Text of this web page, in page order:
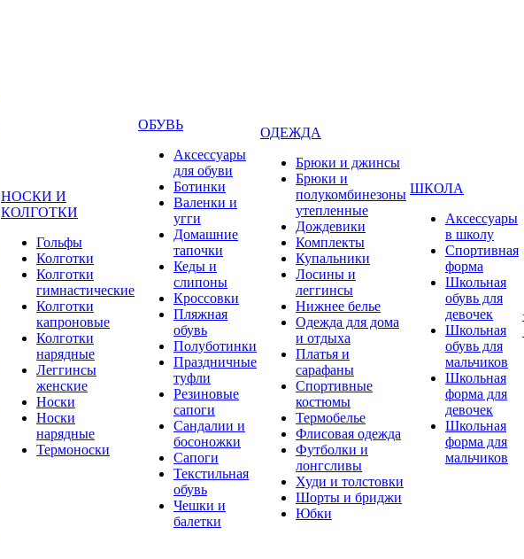
НОСКИ И
КОЛГОТКИ
Гольфы
Колготки
Колготки
гимнастические
Колготки
капроновые
Колготки
нарядные
Леггинсы
женские
Носки
Носки
нарядные
Термоноски
ОБУВЬ
Аксессуары
для обуви
Ботинки
Валенки и
угги
Домашние
тапочки
Кеды и
слипоны
Кроссовки
Пляжная
обувь
Полуботинки
Праздничные
туфли
Резиновые
сапоги
Сандалии и
босоножки
Сапоги
Текстильная
обувь
Чешки и
балетки
ОДЕЖДА
Брюки и джинсы
Брюки и
полукомбинезоны
утепленные
Дождевики
Комплекты
Купальники
Лосины и
леггинсы
Нижнее белье
Одежда для дома
и отдыха
Платья и
сарафаны
Спортивные
костюмы
Термобелье
Флисовая одежда
Футболки и
лонгсливы
Худи и толстовки
Шорты и бриджи
Юбки
ШКОЛА
Аксессуары
в школу
Спортивная
форма
Школьная
обувь для
девочек
Школьная
обувь для
мальчиков
Школьная
форма для
девочек
Школьная
форма для
мальчиков